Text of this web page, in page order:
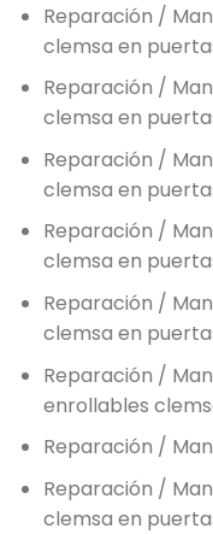
Reparación /
clemsa en
Reparación /
clemsa en
Reparación /
clemsa en
Reparación /
clemsa en
Reparación /
clemsa en
Reparación /
enrollables
Reparación /
Reparación /
clemsa en